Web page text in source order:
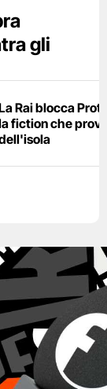
gli
Rai blocca
fiction che